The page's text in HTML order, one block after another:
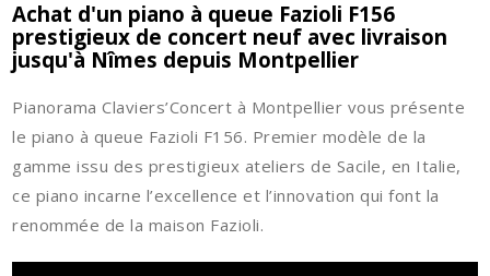
Achat d'un piano à queue Fazioli F156
prestigieux de concert neuf avec livraison
jusqu'à Nîmes depuis Montpellier
Pianorama Claviers’Concert à Montpellier vous présente
le piano à queue Fazioli F156. Premier modèle de la
gamme issu des prestigieux ateliers de Sacile, en Italie,
ce piano incarne l’excellence et l’innovation qui font la
renommée de la maison Fazioli.